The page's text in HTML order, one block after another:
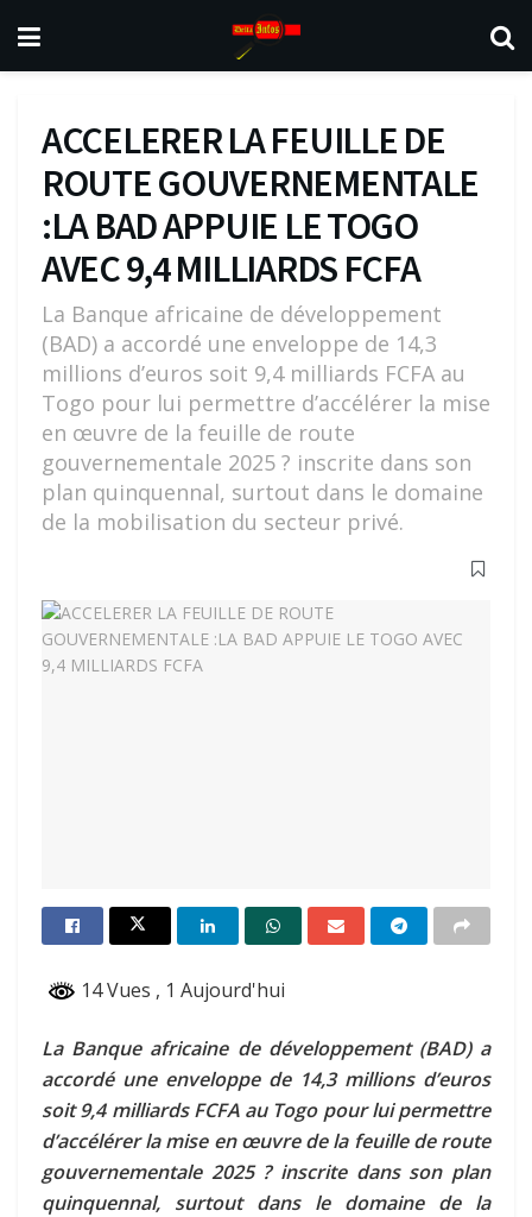
ACCELERER LA FEUILLE DE
ROUTE GOUVERNEMENTALE
:LA BAD APPUIE LE TOGO
AVEC 9,4 MILLIARDS FCFA
La Banque africaine de développement
(BAD) a accordé une enveloppe de 14,3
millions d’euros soit 9,4 milliards FCFA au
Togo pour lui permettre d’accélérer la mise
en œuvre de la feuille de route
gouvernementale 2025 ? inscrite dans son
plan quinquennal, surtout dans le domaine
de la mobilisation du secteur privé.
14 Vues , 1 Aujourd'hui
La Banque africaine de développement (BAD) a
accordé une enveloppe de 14,3 millions d’euros
soit 9,4 milliards FCFA au Togo pour lui permettre
d’accélérer la mise en œuvre de la feuille de route
gouvernementale 2025 ? inscrite dans son plan
quinquennal, surtout dans le domaine de la